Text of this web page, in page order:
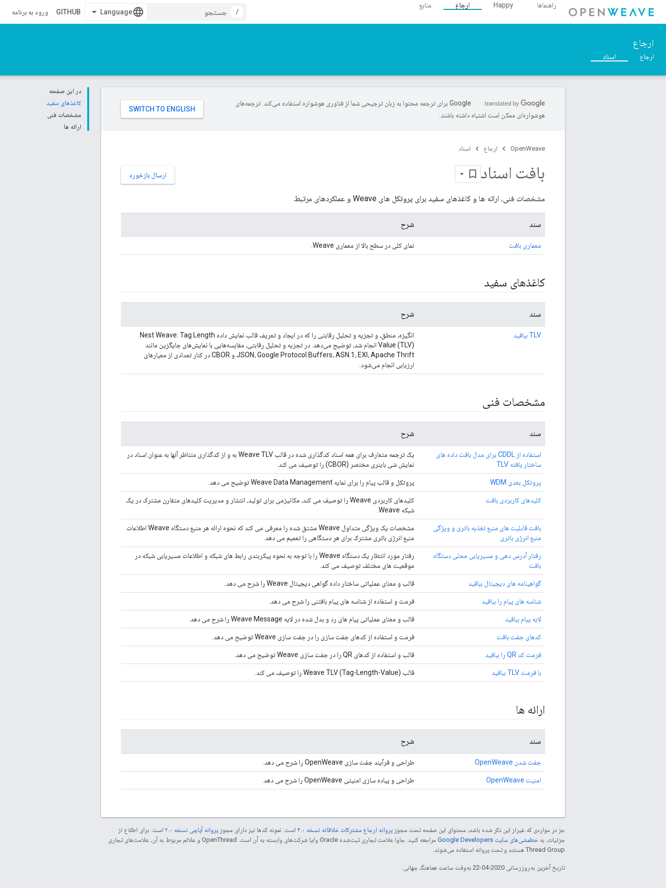
راهنماها Happy ارجاع
منابع
/
GITHUB ورود به برنامه
ارجاع
ارجاع اسناد
در این صفحه
کاغذهای سفید
مشخصات فنی
ارائه ها
‫Google برای ترجمه محتوا به زبان ترجیحی شما از فناوری هوشواره استفاده می‌کند. ترجمه‌های
هوشواره‌ای ممکن است اشتباه داشته باشند.
OpenWeave ارجاع اسناد
ارسال بازخورد بافت اسناد
مشخصات فنی، ارائه ها و کاغذهای سفید برای پروتکل های Weave و عملکردهای مرتبط.
سند شرح
معماری بافت نمای کلی در سطح بالا از معماری Weave.
کاغذهای سفید
سند شرح
TLV ببافید
انگیزه، منطق، و تجزیه و تحلیل رقابتی را که در ایجاد و تعریف قالب نمایش داده Nest Weave: Tag Length
Value (TLV) انجام شد، توضیح می‌دهد. در تجزیه و تحلیل رقابتی، مقایسه‌هایی با نمایش‌های جایگزین مانند
JSON، Google Protocol Buffers، ASN.1، EXI، Apache Thrift و CBOR در کنار تعدادی از معیارهای
ارزیابی انجام می‌شود.
مشخصات فنی
سند شرح
استفاده از CDDL برای مدل بافت داده های
ساختار یافته TLV
یک ترجمه متعارف برای همه اسناد کدگذاری شده در قالب Weave TLV به و از کدگذاری متناظر آنها به عنوان اسناد در
نمایش شی باینری مختصر (CBOR) را توصیف می کند.
پروتکل بعدی WDM پروتکل و قالب پیام را برای نمایه Weave Data Management توضیح می دهد.
کلیدهای کاربردی بافت
کلیدهای کاربردی Weave را توصیف می کند، مکانیزمی برای تولید، انتشار و مدیریت کلیدهای متقارن مشترک در یک
شبکه Weave.
بافت قابلیت های منبع تغذیه باتری و ویژگی
منبع انرژی باتری
مشخصات یک ویژگی متداول Weave مشتق شده را معرفی می کند که نحوه ارائه هر منبع دستگاه Weave اطلاعات
منبع انرژی باتری مشترک برای هر دستگاهی را تعمیم می دهد.
رفتار آدرس دهی و مسیریابی محلی دستگاه
بافت
رفتار مورد انتظار یک دستگاه Weave را با توجه به نحوه پیکربندی رابط های شبکه و اطلاعات مسیریابی شبکه در
موقعیت های مختلف توصیف می کند.
گواهینامه های دیجیتال ببافید قالب و معنای عملیاتی ساختار داده گواهی دیجیتال Weave را شرح می دهد.
شناسه های پیام را ببافید فرمت و استفاده از شناسه های پیام بافتنی را شرح می دهد.
لایه پیام ببافید قالب و معنای عملیاتی پیام های رد و بدل شده در لایه Weave Message را شرح می دهد.
کدهای جفت بافت فرمت و استفاده از کدهای جفت سازی را در جفت سازی Weave توضیح می دهد.
فرمت کد QR را ببافید قالب و استفاده از کدهای QR را در جفت سازی Weave توضیح می دهد.
با فرمت TLV ببافید قالب Weave TLV (Tag-Length-Value) را توصیف می کند.
ارائه ها
سند شرح
جفت شدن OpenWeave طراحی و فرآیند جفت سازی OpenWeave را شرح می دهد.
امنیت OpenWeave طراحی و پیاده سازی امنیتی OpenWeave را شرح می دهد.
جز در مواردی که غیراز این ذکر شده باشد، محتوای این صفحه تحت مجوز پروانه ارجاع مشترکات خلاقانه نسخه ۴.۰ است. نمونه کدها نیز دارای مجوز پروانه آپاچی نسخه ۲.۰
است. برای اطلاع از
جزئیات، به خطمشی‌های سایت Google Developers‏
مراجعه کنید. جاوا علامت تجاری ثبت‌شده Oracle و/یا شرکت‌های وابسته به آن است. ‫OpenThread و علائم مربوط به آن، علامت‌های تجاری
Thread Group هستند و تحت پروانه استفاده می‌شوند.
تاریخ آخرین به‌روزرسانی 2020-04-22 به‌وقت ساعت هماهنگ جهانی.